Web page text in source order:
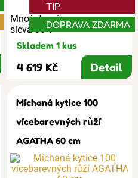
Množstevní
sleva 30%
TIP
DOPRAVA ZDARMA
Skladem 1 kus
4 619 Kč Detail
Míchaná kytice 100
vícebarevných růží
AGATHA 60 cm